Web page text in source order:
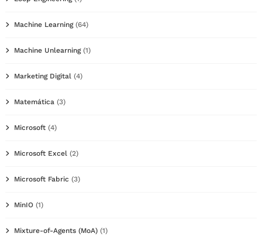
Machine Learning(64)
Machine Unlearning(1)
Marketing Digital (4)
Matemática (3)
Microsoft (4)
Microsoft Excel (2)
Microsoft Fabric (3)
MinIO (1)
Mixture-of-Agents (MoA) (1)